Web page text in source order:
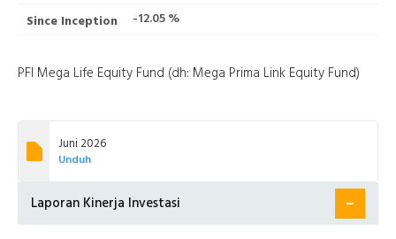
-12.05 %
PFI Mega Life Equity Fund (dh: Mega Prima Link Equity Fund)
Juni 2026
Unduh
Laporan Kinerja Investasi